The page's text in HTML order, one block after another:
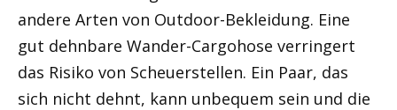
andere Arten von Outdoor-Bekleidung. Eine
gut dehnbare Wander-Cargohose verringert
das Risiko von Scheuerstellen. Ein Paar, das
sich nicht dehnt, kann unbequem sein und die